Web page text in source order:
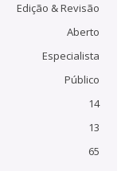
Edição & Revisão
Aberto
Especialista
Público
14
13
65